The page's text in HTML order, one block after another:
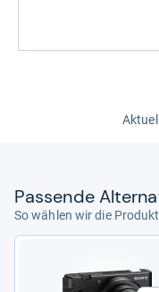
Pas­sende
So wählen wir die